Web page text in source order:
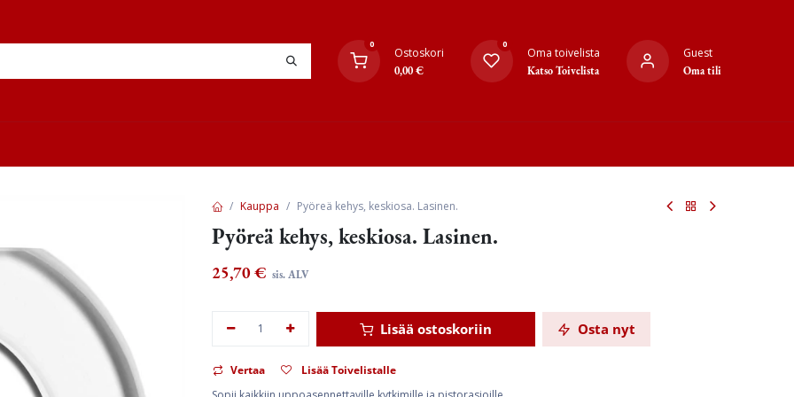
0
Ostoskori
0,00€
0
Oma toivelista
Katso Toivelista
Guest
Oma tili
Kauppa Pyöreä kehys, keskiosa. Lasinen.
Pyöreä kehys, keskiosa. Lasinen.
25,70 € sis. ALV
Lisää ostoskoriin Osta nyt
Vertaa
Lisää Toivelistalle